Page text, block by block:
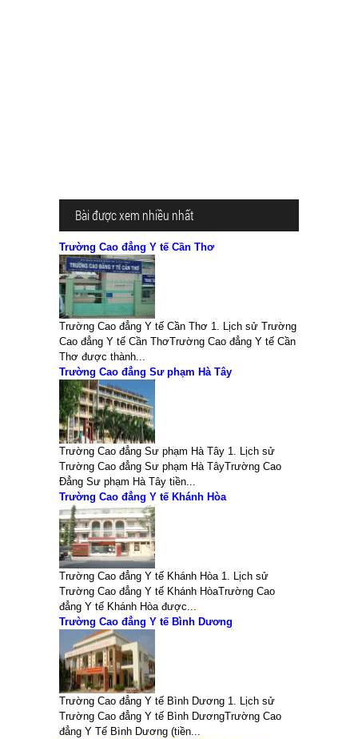
Bài được xem nhiều nhất
Trường Cao đẳng Y tế Cần Thơ
Trường Cao đẳng Y tế Cần Thơ 1. Lịch sử Trường
Cao đẳng Y tế Cần ThơTrường Cao đẳng Y tế Cần
Thơ được thành...
Trường Cao đẳng Sư phạm Hà Tây
Trường Cao đẳng Sư phạm Hà Tây 1. Lịch sử
Trường Cao đẳng Sư phạm Hà TâyTrường Cao
Đẳng Sư phạm Hà Tây tiền...
Trường Cao đẳng Y tế Khánh Hòa
Trường Cao đẳng Y tế Khánh Hòa 1. Lịch sử
Trường Cao đẳng Y tế Khánh HòaTrường Cao
đẳng Y tế Khánh Hòa được...
Trường Cao đẳng Y tế Bình Dương
Trường Cao đẳng Y tế Bình Dương 1. Lịch sử
Trường Cao đẳng Y tế Bình DươngTrường Cao
đẳng Y Tế Bình Dương (tiền...